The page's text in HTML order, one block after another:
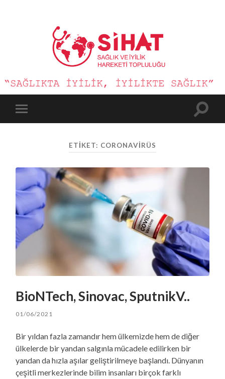
Sağlık
ve
İyilik
mobile
Toggle
ETIKET: CORONAVIRÜS
BioNTech, Sinovac, SputnikV..
01/06/2021
Bir yıldan fazla zamandır hem ülkemizde hem de diğer
ülkelerde bir yandan salgınla mücadele edilirken bir
yandan da hızla aşılar geliştirilmeye başlandı. Dünyanın
çeşitli merkezlerinde bilim insanları birçok farklı